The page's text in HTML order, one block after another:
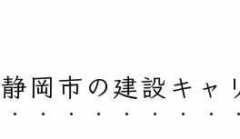
静岡市の建設キ